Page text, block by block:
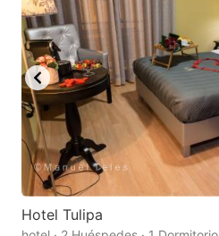
Hotel Tulipa